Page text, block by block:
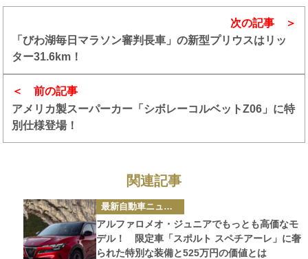
前の記事
アメリカ製スーパーカー「シボレーコルベットZ06」に特
別仕様登場！
次の記事
「びわ湖毎日マラソン審判長車」の新型プリウスはリッ
ター31.6km！
関連記事
カ
テ
ゴ
リ
ー
最新自動車ニュース
アルファロメオ・ジュニアでもっとも高価なモ
デル！ 限定車「スポルト スペチアーレ」に奢
られた特別な装備と525万円の価値とは